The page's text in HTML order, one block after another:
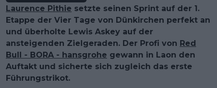
Laurence Pithie setzte seinen Sprint auf der 1.
Etappe der Vier Tage von Dünkirchen perfekt an
und überholte Lewis Askey auf der
ansteigenden Zielgeraden. Der Profi von Red
Bull - BORA - hansgrohe gewann in Laon den
Auftakt und sicherte sich zugleich das erste
Führungstrikot.